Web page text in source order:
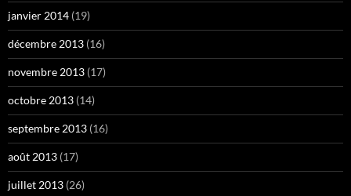
janvier 2014 (19)
décembre 2013 (16)
novembre 2013 (17)
octobre 2013 (14)
septembre 2013 (16)
août 2013 (17)
juillet 2013 (26)